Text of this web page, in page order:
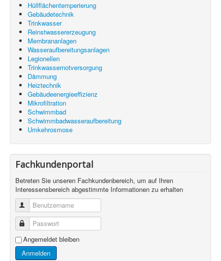
Hüllflächentemperierung
Gebäudetechnik
Trinkwasser
Reinstwassererzeugung
Membrananlagen
Wasseraufbereitungsanlagen
Legionellen
Trinkwassernotversorgung
Dämmung
Heiztechnik
Gebäudeenergieeffizienz
Mikrofiltration
Schwimmbad
Schwimmbadwasseraufbereitung
Umkehrosmose
Fachkundenportal
Betreten Sie unseren Fachkundenbereich, um auf Ihren
Interessensbereich abgestimmte Informationen zu erhalten
Benutzername
Passwort
Angemeldet bleiben
Anmelden